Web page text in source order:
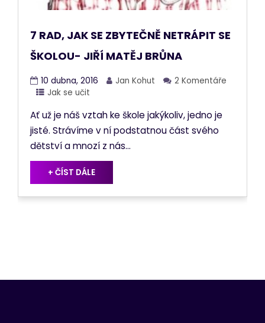
7 RAD, JAK SE ZBYTEČNĚ NETRÁPIT SE
ŠKOLOU- JIŘÍ MATĚJ BRŮNA
10 dubna, 2016 Jan Kohut
2 Komentáře
Jak se učit
Ať už je náš vztah ke škole jakýkoliv, jedno je
jisté. Strávíme v ní podstatnou část svého
dětství a mnozí z nás...
+ ČÍST DÁLE